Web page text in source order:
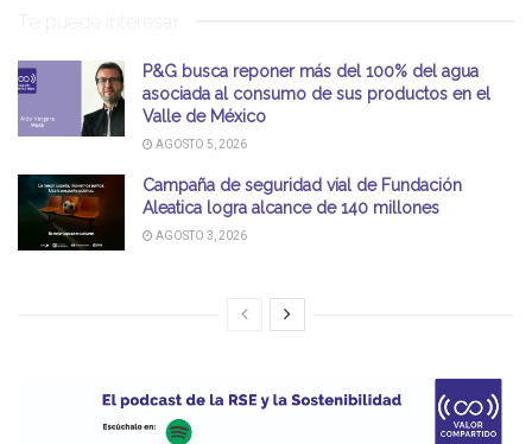
Te puede interesar
P&G busca reponer más del 100% del agua
asociada al consumo de sus productos en el
Valle de México
AGOSTO 5, 2026
Campaña de seguridad vial de Fundación
Aleatica logra alcance de 140 millones
AGOSTO 3, 2026